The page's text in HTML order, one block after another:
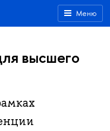
Меню
высшего